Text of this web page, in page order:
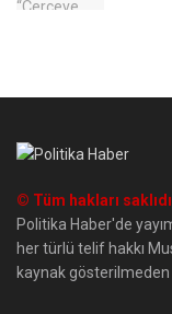
© Tüm hakları
Politika Haber'de
her türlü telif hakkı
kaynak gösterilmeden